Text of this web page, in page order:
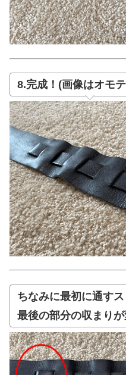
8.完成！(画像はオモ
ちなみに最初に通す
最後の部分の収まりが